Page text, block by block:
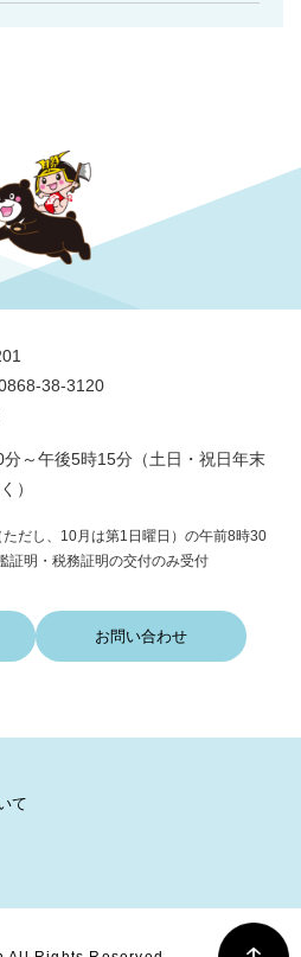
38-3120
～午後5時15分（土日・祝日年末
）
だし、10月は第1日曜日）の午前8時30
証明・税務証明の交付のみ受付
お問い合わせ
て